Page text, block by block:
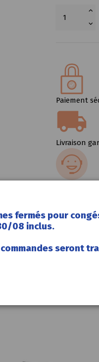
Paiement
Livraison
fermés pour
08 inclus.
seront